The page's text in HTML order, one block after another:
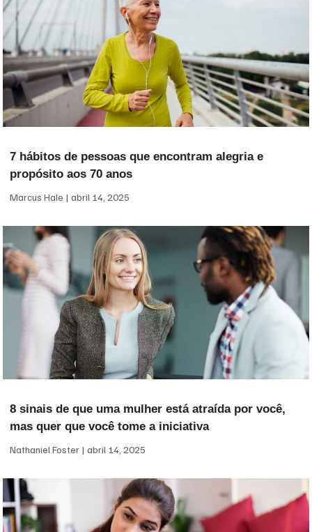
7 hábitos de pessoas que encontram alegria e
propósito aos 70 anos
Marcus Hale abril 14, 2025
8 sinais de que uma mulher está atraída por você,
mas quer que você tome a iniciativa
Nathaniel Foster abril 14, 2025